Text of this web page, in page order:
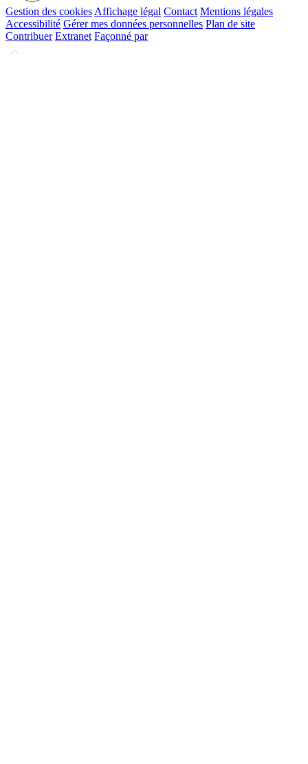
Gestion des cookies Affichage légal Contact Mentions légales
Accessibilité Gérer mes données personnelles Plan de site
Contribuer Extranet Façonné par